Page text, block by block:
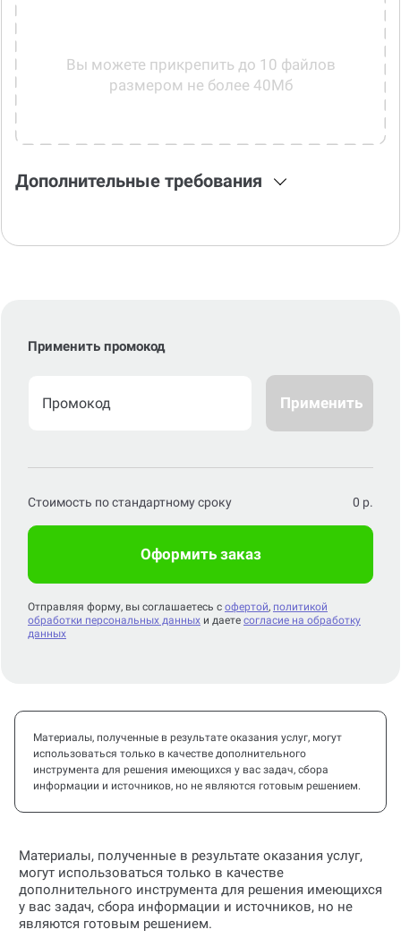
Вы можете прикрепить до 10 файлов
размером не более 40Мб
Дополнительные требования
Применить промокод
Применить
Стоимость по стандартному сроку 0 р.
Оформить заказ
Отправляя форму, вы соглашаетесь с офертой, политикой
обработки персональных данных и даете согласие на обработку
данных
Материалы, полученные в результате оказания услуг, могут
использоваться только в качестве дополнительного
инструмента для решения имеющихся у вас задач, сбора
информации и источников, но не являются готовым решением.
Материалы, полученные в результате оказания услуг,
могут использоваться только в качестве
дополнительного инструмента для решения имеющихся
у вас задач, сбора информации и источников, но не
являются готовым решением.